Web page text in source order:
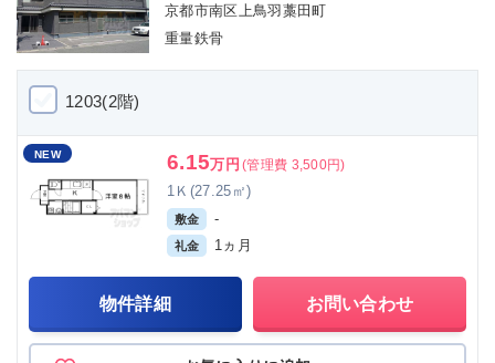
京都市南区上鳥羽藁田町
重量鉄骨
1203(2階)
NEW 6.15万円 (管理費 3,500円)
1Ｋ(27.25㎡)
敷金 -
礼金 1ヵ月
物件詳細 お問い合わせ